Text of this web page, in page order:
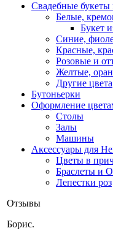
Свадебные букеты
Белые,
Букет
Синие,
Красные,
Розовые и
Желтые,
Другие цвета
Бутоньерки
Оформление
Столы
Залы
Машины
Аксессуары для
Цветы в
Браслеты и
Лепестки роз
Отзывы
Борис.